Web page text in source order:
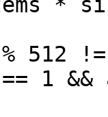
!=
1 &&